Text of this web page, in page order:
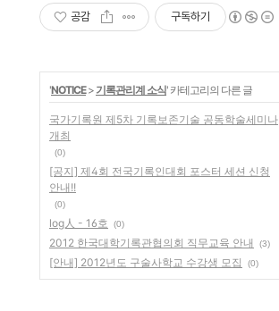
공감 구독하기
'NOTICE> 기록관리계 소식' 카테고리의 다른 글
국가기록원 제5차 기록보존기술 공동학술세미나
개최
(0)
[공지] 제4회 전국기록인대회 포스터 세션 신청
안내!!
(0)
log人 - 16호 (0)
2012 한국대학기록관협의회 직무교육 안내 (3)
[안내] 2012년도 구술사학교 수강생 모집 (0)